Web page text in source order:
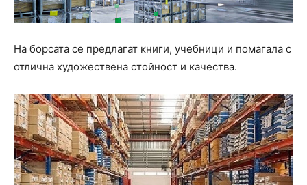
На борсата се предлагат книги, учебници и помагала с
отлична художествена стойност и качества.